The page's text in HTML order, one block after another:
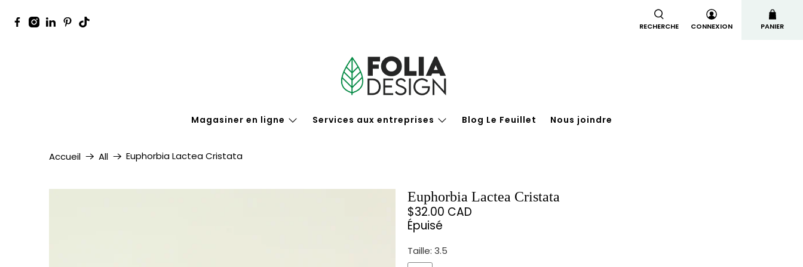
RECHERCHE CONNEXION PANIER
Magasiner en ligne Services aux entreprises Blog Le Feuillet Nous joindre
Accueil All Euphorbia Lactea Cristata
Euphorbia Lactea Cristata
$32.00 CAD
Épuisé
Taille: 3.5